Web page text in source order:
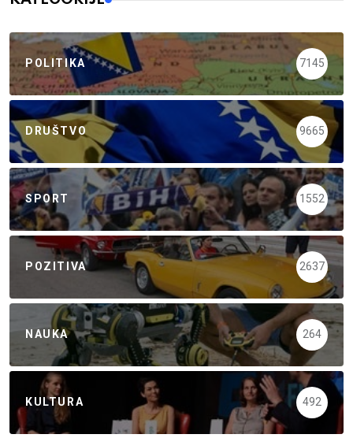
POLITIKA 7145
DRUŠTVO 9665
SPORT 1552
POZITIVA 2637
NAUKA 264
KULTURA 492